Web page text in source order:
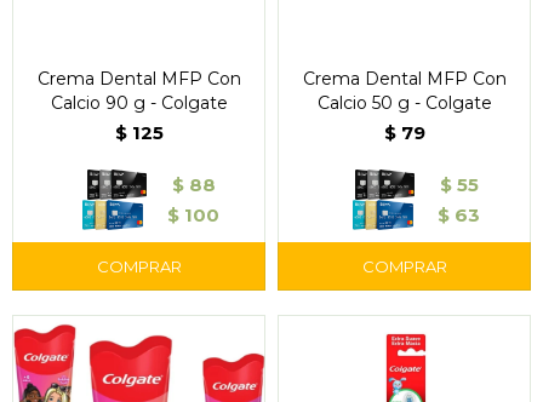
Crema Dental MFP Con
Calcio 90 g - Colgate
$ 125
$ 88
$ 100
Crema Dental MFP Con
Calcio 50 g - Colgate
$ 79
$ 55
$ 63